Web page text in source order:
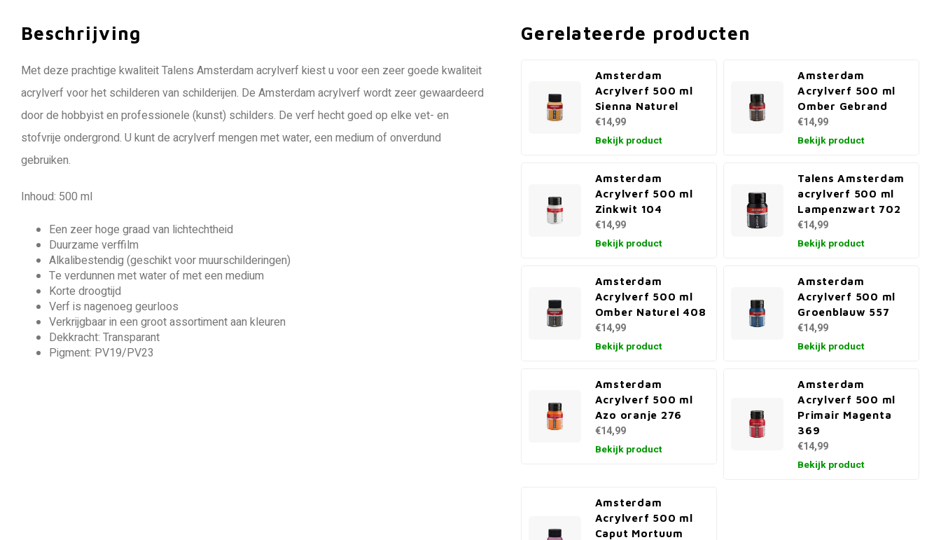
Beschrijving
Met deze prachtige kwaliteit Talens Amsterdam acrylverf kiest u voor een zeer goede kwaliteit
acrylverf voor het schilderen van schilderijen. De Amsterdam acrylverf wordt zeer gewaardeerd
door de hobbyist en professionele (kunst) schilders. De verf hecht goed op elke vet- en
stofvrije ondergrond. U kunt de acrylverf mengen met water, een medium of onverdund
gebruiken.
Inhoud: 500 ml
Een zeer hoge graad van lichtechtheid
Duurzame verffilm
Alkalibestendig (geschikt voor muurschilderingen)
Te verdunnen met water of met een medium
Korte droogtijd
Verf is nagenoeg geurloos
Verkrijgbaar in een groot assortiment aan kleuren
Dekkracht: Transparant
Pigment: PV19/PV23
Gerelateerde producten
Amsterdam
Acrylverf 500 ml
Sienna Naturel
€14,99
Bekijk product
Amsterdam
Acrylverf 500 ml
Omber Gebrand
€14,99
Bekijk product
Amsterdam
Acrylverf 500 ml
Zinkwit 104
€14,99
Bekijk product
Talens Amsterdam
acrylverf 500 ml
Lampenzwart 702
€14,99
Bekijk product
Amsterdam
Acrylverf 500 ml
Omber Naturel 408
€14,99
Bekijk product
Amsterdam
Acrylverf 500 ml
Groenblauw 557
€14,99
Bekijk product
Amsterdam
Acrylverf 500 ml
Azo oranje 276
€14,99
Bekijk product
Amsterdam
Acrylverf 500 ml
Primair Magenta
369
€14,99
Bekijk product
Amsterdam
Acrylverf 500 ml
Caput Mortuum